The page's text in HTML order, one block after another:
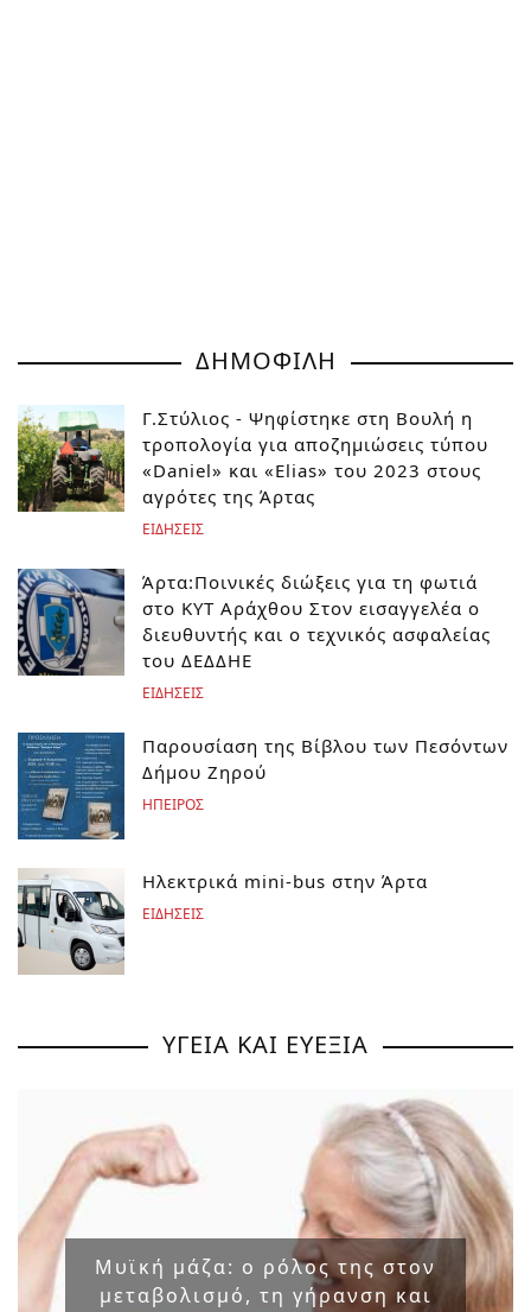
ΔΗΜΟΦΙΛΗ
Γ.Στύλιος - Ψηφίστηκε στη Βουλή η
τροπολογία για αποζημιώσεις τύπου
«Daniel» και «Elias» του 2023 στους
αγρότες της Άρτας
ΕΙΔΗΣΕΙΣ
Άρτα:Ποινικές διώξεις για τη φωτιά
στο ΚΥΤ Αράχθου Στον εισαγγελέα ο
διευθυντής και ο τεχνικός ασφαλείας
του ΔΕΔΔΗΕ
ΕΙΔΗΣΕΙΣ
Παρουσίαση της Βίβλου των Πεσόντων
Δήμου Ζηρού
ΗΠΕΙΡΟΣ
Ηλεκτρικά mini-bus στην Άρτα
ΕΙΔΗΣΕΙΣ
ΥΓΕΙΑ ΚΑΙ ΕΥΕΞΙΑ
Μυϊκή μάζα: ο ρόλος της στον
μεταβολισμό, τη γήρανση και